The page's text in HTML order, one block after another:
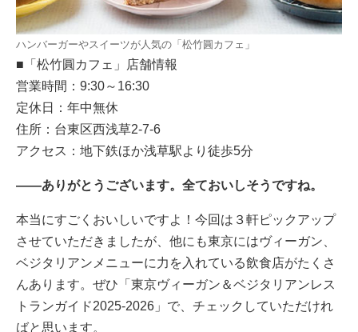
ハンバーガーやスイーツが人気の「松竹圓カフェ」
■「松竹圓カフェ」店舗情報
営業時間：9:30～16:30
定休日：年中無休
住所：台東区西浅草2-7-6
アクセス：地下鉄ほか浅草駅より徒歩5分
――ありがとうございます。全ておいしそうですね。
本当にすごくおいしいですよ！今回は３軒ピックアップ
させていただきましたが、他にも東京にはヴィーガン、
ベジタリアンメニューに力を入れている飲食店がたくさ
んあります。ぜひ「東京ヴィーガン＆ベジタリアンレス
トランガイド2025-2026」で、チェックしていただけれ
ばと思います。